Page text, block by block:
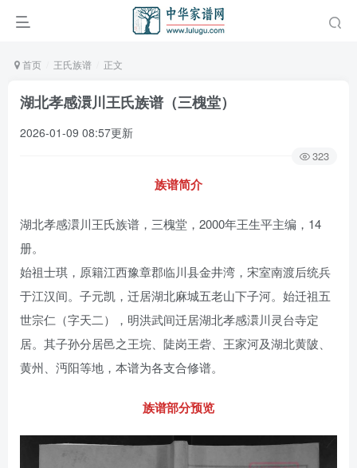
首页 王氏族谱 正文
湖北孝感澴川王氏族谱（三槐堂）
2026-01-09 08:57更新
323
族谱简介
湖北孝感澴川王氏族谱，三槐堂，2000年王生平主编，14
册。
始祖士琪，原籍江西豫章郡临川县金井湾，宋室南渡后统兵
于江汉间。子元凯，迁居湖北麻城五老山下子河。始迁祖五
世宗仁（字天二），明洪武间迁居湖北孝感澴川灵台寺定
居。其子孙分居邑之王垸、陡岗王砦、王家河及湖北黄陂、
黄州、沔阳等地，本谱为各支合修谱。
族谱部分预览